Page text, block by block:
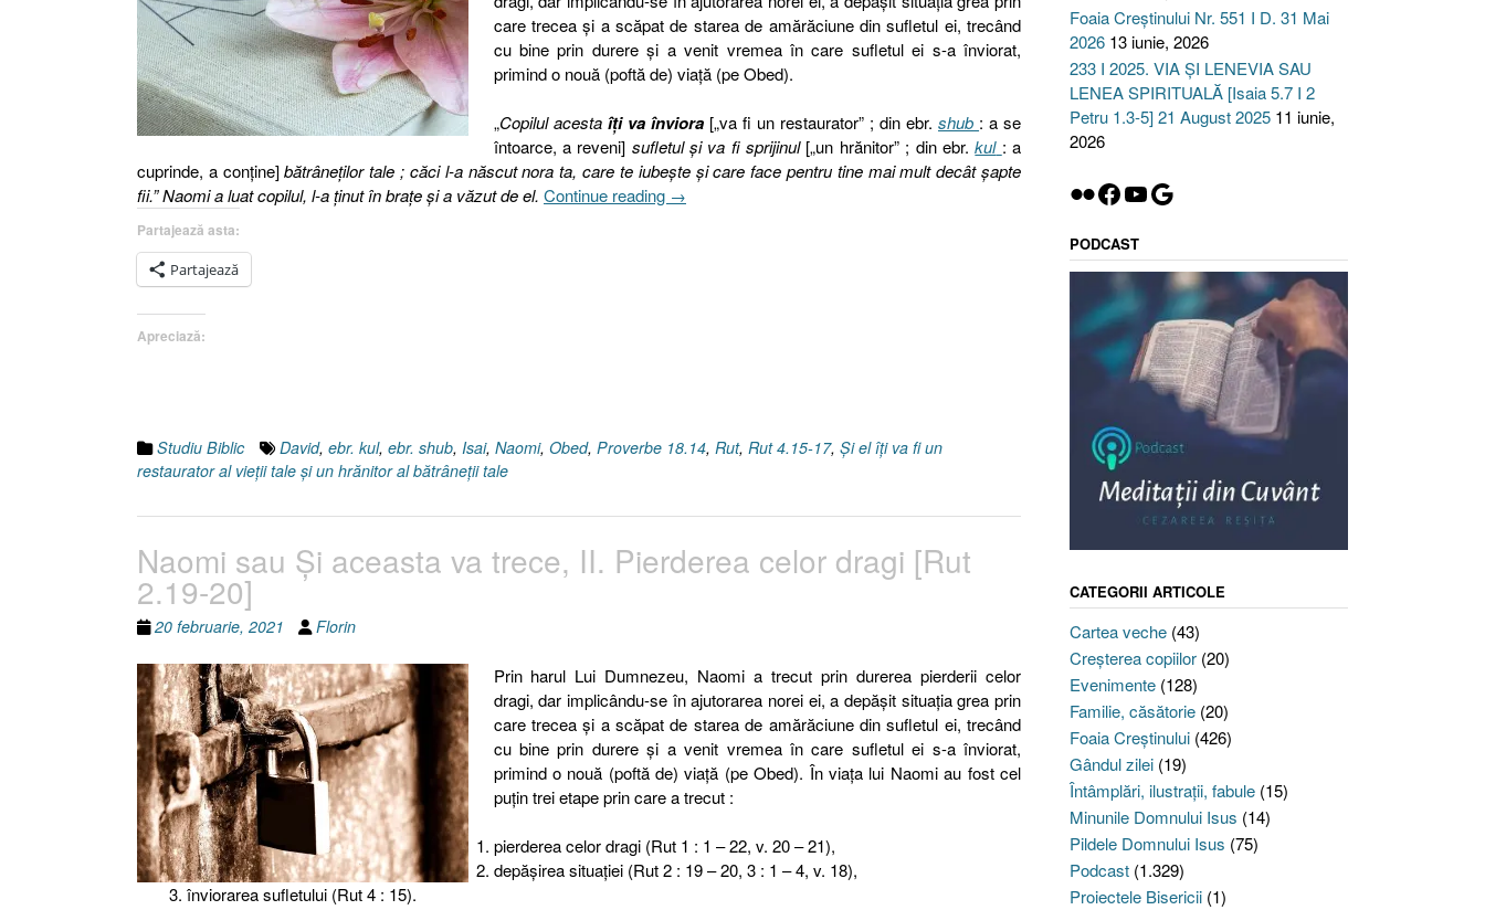
care trecea şi a scăpat de starea de amărăciune din sufletul ei, trecând
cu bine prin durere şi a venit vremea în care sufletul ei s-a înviorat,
primind o nouă (poftă de) viaţă (pe Obed).
„Copilul acesta îţi va înviora[„va fi un restaurator” ; din ebr.shub : a se
întoarce, a reveni] sufletul şi va fi sprijinul[„un hrănitor” ; din ebr.kul : a
cuprinde, a conține]bătrâneţilor tale ; căci l-a născut nora ta, care te iubeşte şi care face pentru tine mai mult decât şapte
fii.” Naomi a luat copilul, l-a ţinut în braţe şi a văzut de el. Continue reading „Naomi
17]”
→
Partajează asta:
Partajează
Apreciază:
Studiu Biblic David, ebr. kul, ebr. shub, Isai, Naomi, Obed, Proverbe 18.14, Rut, Rut 4.15-17, Și el îți va fi un
restaurator al vieții tale și un hrănitor al bătrâneții tale
Naomi sau Şi aceasta va trece, II. Pierderea celor dragi [Rut
2.19-20]
20 februarie, 2021 Florin
Prin harul Lui Dumnezeu, Naomi a trecut prin durerea pierderii celor
dragi, dar implicându-se în ajutorarea norei ei, a depăşit situaţia grea prin
care trecea şi a scăpat de starea de amărăciune din sufletul ei, trecând
cu bine prin durere şi a venit vremea în care sufletul ei s-a înviorat,
primind o nouă (poftă de) viaţă (pe Obed). În viaţa lui Naomi au fost cel
puţin trei etape prin care a trecut :
pierderea celor dragi (Rut 1 : 1 – 22, v. 20 – 21),
depăşirea situaţiei (Rut 2 : 19 – 20, 3 : 1 – 4, v. 18),
înviorarea sufletului (Rut 4 : 15).
Foaia Creștinului Nr. 551 I D. 31 Mai
2026 13 iunie, 2026
233 I 2025. VIA ȘI LENEVIA SAU
LENEA SPIRITUALĂ [Isaia 5.7 I 2
Petru 1.3-5] 21 August 2025 11 iunie,
2026
Flickr
Facebook
YouTube
Google
PODCAST
CATEGORII ARTICOLE
Cartea veche(43)
Creşterea copiilor(20)
Evenimente(128)
Familie, căsătorie(20)
Foaia Creştinului(426)
Gândul zilei(19)
Întâmplări, ilustraţii, fabule(15)
Minunile Domnului Isus (14)
Pildele Domnului Isus (75)
Podcast(1.329)
Proiectele Bisericii(1)